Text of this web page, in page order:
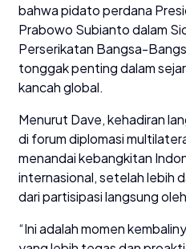
bahwa pidato perdana
Prabowo Subianto dalam
Perserikatan Bangsa-
tonggak penting dalam
kancah global.
Menurut Dave, kehadiran
di forum diplomasi
menandai kebangkitan
internasional, setelah lebih
dari partisipasi langsung
“Ini adalah momen